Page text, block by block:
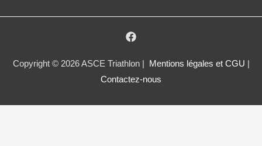
Copyright © 2026 ASCE Triathlon | Mentions légales et CGU
Contactez-nous